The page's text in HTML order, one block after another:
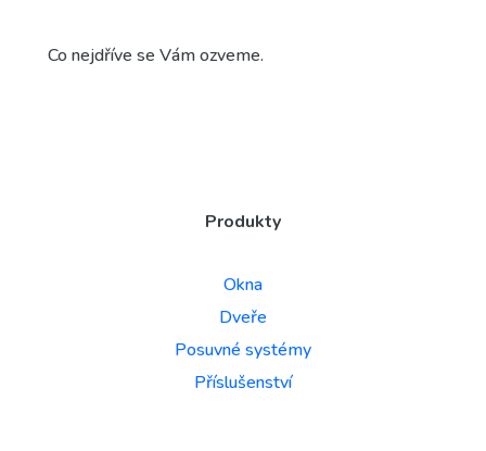
Co nejdříve se Vám ozveme.
Produkty
Okna
Dveře
Posuvné systémy
Příslušenství